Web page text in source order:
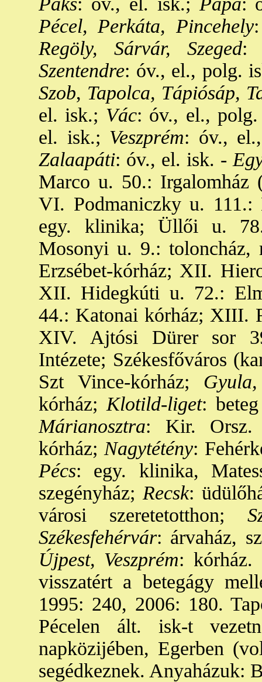
Pécel, Perkáta, Pincehely
Regöly, Sárvár, Szeged:
Szentendre: óv., el., polg.
Szob, Tapolca, Tápiósáp,
el. isk.; Vác: óv., el.,
el. isk.; Veszprém: óv.,
Zalaapáti: óv., el. isk. -
Marco u. 50.: Irgalomház
VI. Podmaniczky u.
egy. klinika; Üllői u.
Mosonyi u. 9.:
Erzsébet-kórház; XII.
XII. Hidegkúti u. 72.:
44.: Katonai kórház; XIII.
XIV. Ajtósi Dürer sor
Intézete; Székesfőváros
Szt Vince-kórház;
kórház; Klotild-liget:
Márianosztra: Kir. Orsz.
kórház; Nagytétény:
Pécs: egy. klinika,
szegényház; Recsk:
városi szeretetotthon;
Székesfehérvár: árvaház,
Újpest, Veszprém: kórház.
visszatért a betegágy
1995: 240, 2006: 180.
Pécelen ált. isk-t
napközijében, Egerben
segédkeznek. Anyaházuk: